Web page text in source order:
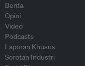
Berita
Opini
Video
Podcasts
Laporan Khusus
Sorotan Industri